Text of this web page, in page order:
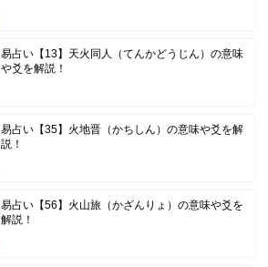
易占い【13】天火同人（てんかどうじん）の意味
や爻を解説！
易占い【35】火地晋（かちしん）の意味や爻を解
説！
易占い【56】火山旅（かざんりょ）の意味や爻を
解説！